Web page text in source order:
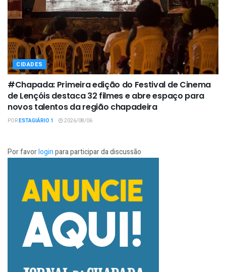
CIDADES
#Chapada: Primeira edição do Festival de Cinema
de Lençóis destaca 32 filmes e abre espaço para
novos talentos da região chapadeira
PORESTAGIÁRIO 1 2026/08/06
Por favorloginpara participar da discussão